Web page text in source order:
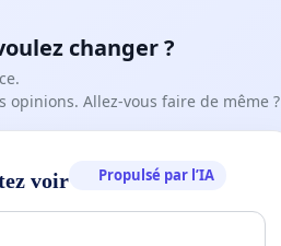
changer ?
opinions. Allez-vous faire de même ?
voir Propulsé par l’IA